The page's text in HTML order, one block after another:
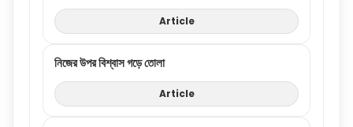
Article
নিজের উপর বিশ্বাস গড়ে তোলা
Article